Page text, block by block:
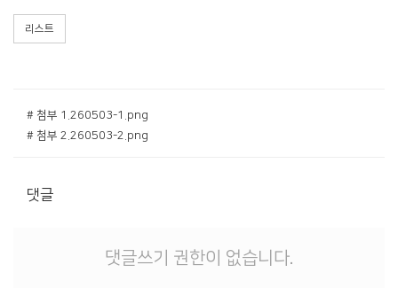
리스트
# 첨부 1.260503-1.png
# 첨부 2.260503-2.png
댓글
댓글쓰기 권한이 없습니다.